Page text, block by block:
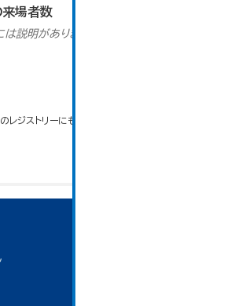
場者数
は説明がありません
ジストリーにもアクセス可能です